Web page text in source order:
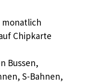
monatlich
Chipkarte
Bussen,
S-Bahnen,